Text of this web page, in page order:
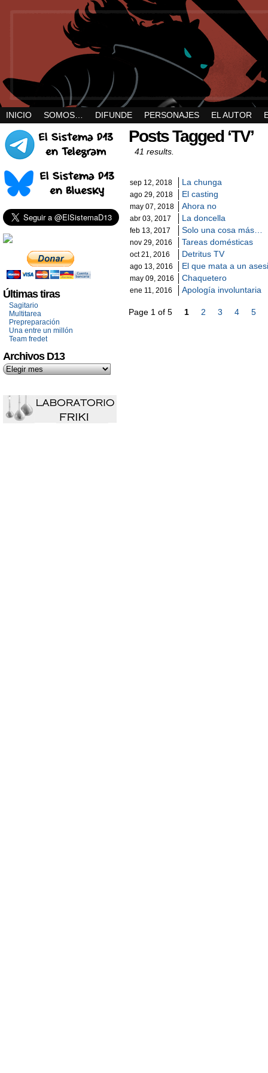
INICIO SOMOS… DIFUNDE PERSONAJES EL AUTOR
Últimas tiras
Sagitario
Multitarea
Prepreparación
Una entre un millón
Team fredet
Archivos D13
Posts Tagged ‘TV’
41 results.
sep 12, 2018 La chunga
ago 29, 2018 El casting
may 07, 2018 Ahora no
abr 03, 2017 La doncella
feb 13, 2017 Solo una cosa más…
nov 29, 2016 Tareas domésticas
oct 21, 2016 Detritus TV
ago 13, 2016 El que mata a un
may 09, 2016 Chaquetero
ene 11, 2016 Apología involuntaria
Page 1 of 5 1 2 3 4 5